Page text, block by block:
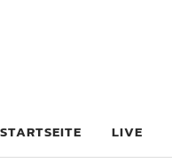
STARTSEITE LIVE